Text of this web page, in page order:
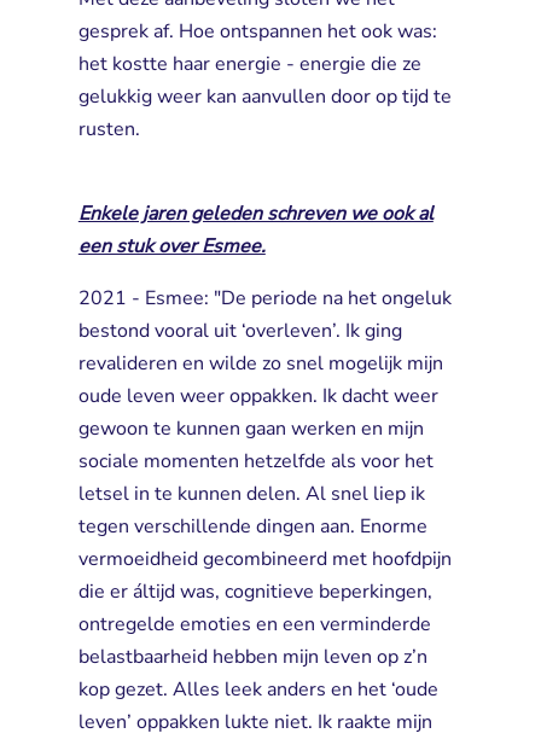
gesprek af. Hoe ontspannen het ook was:
het kostte haar energie - energie die ze
gelukkig weer kan aanvullen door op tijd te
rusten.
Enkele jaren geleden schreven we ook al
een stuk over Esmee.
2021 - Esmee: "De periode na het ongeluk
bestond vooral uit ‘overleven’. Ik ging
revalideren en wilde zo snel mogelijk mijn
oude leven weer oppakken. Ik dacht weer
gewoon te kunnen gaan werken en mijn
sociale momenten hetzelfde als voor het
letsel in te kunnen delen. Al snel liep ik
tegen verschillende dingen aan. Enorme
vermoeidheid gecombineerd met hoofdpijn
die er áltijd was, cognitieve beperkingen,
ontregelde emoties en een verminderde
belastbaarheid hebben mijn leven op z’n
kop gezet. Alles leek anders en het ‘oude
leven’ oppakken lukte niet. Ik raakte mijn